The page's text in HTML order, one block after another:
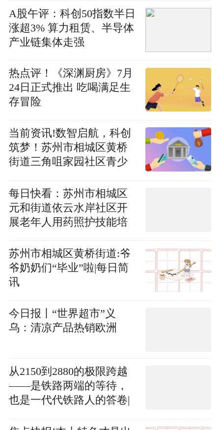
A股午评：科创50指数半日
涨超3% 算力租赁、半导体
产业链集体走强
热点评！《深渊厨房》7月
24日正式推出 吃喝满足生
存冒险
当前资讯!数智启航，科创
筑梦！苏州市相城区黄桥
街道三角咀家园社区青少
每日快看：苏州市相城区
元和街道依云水岸社区开
展老年人用药照护技能培
苏州市相城区黄桥街道:爷
爷奶奶们“毕业”啦|每日简
讯
今日报丨“世界超市”义
乌：清凉产品热销欧洲
从2150到2880的极限跨越
——是铁路两端的等待，
也是一代代铁路人的答卷|